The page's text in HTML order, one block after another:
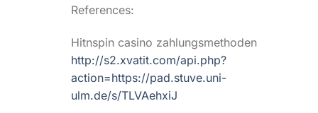
References:
Hitnspin casino zahlungsmethoden
http://s2.xvatit.com/api.php?
action=https://pad.stuve.uni-
ulm.de/s/TLVAehxiJ